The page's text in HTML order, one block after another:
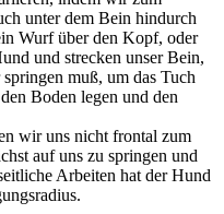
unter dem Bein hindurch
Wurf über den Kopf, oder
und strecken unser Bein,
muß, um das Tuch
Boden legen und den
wir uns nicht frontal zum
auf uns zu springen und
Arbeiten hat der Hund